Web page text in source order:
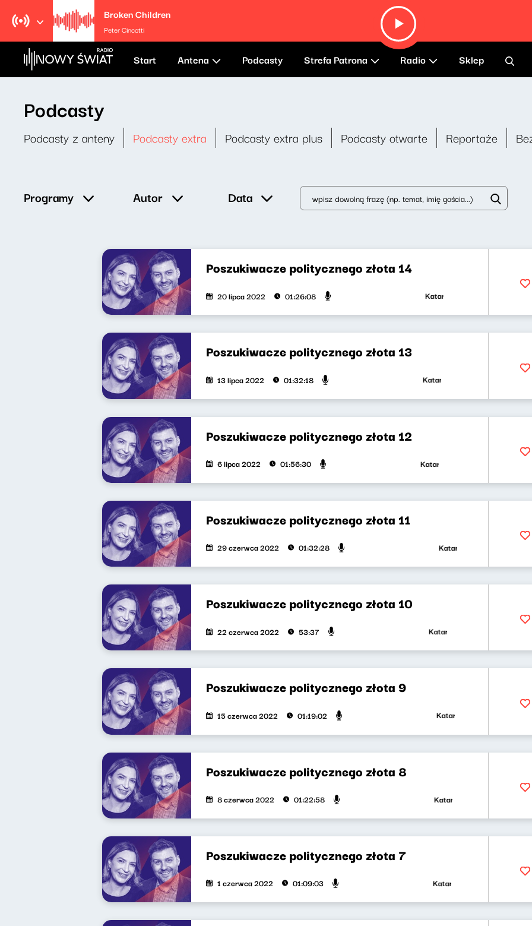
Broken Children
Peter Cincotti
Start Antena Podcasty Strefa Patrona Radio Sklep
Podcasty
Podcasty z anteny Podcasty extra Podcasty extra plus Podcasty otwarte Reportaże
Programy Autor Data
Poszukiwacze politycznego złota 14
20 lipca 2022 01:26:08 Katarzyna Kasia, Klaudiusz
Poszukiwacze politycznego złota 13
13 lipca 2022 01:32:18 Katarzyna Kasia, Klaudiusz
Poszukiwacze politycznego złota 12
6 lipca 2022 01:56:30 Katarzyna Kasia, Klaudiusz Slezak
Poszukiwacze politycznego złota 11
29 czerwca 2022 01:32:28 Katarzyna Kasia, Klaudiusz
Poszukiwacze politycznego złota 10
22 czerwca 2022 53:37 Katarzyna Kasia, Klaudiusz
Poszukiwacze politycznego złota 9
15 czerwca 2022 01:19:02 Katarzyna Kasia, Klaudiusz
Poszukiwacze politycznego złota 8
8 czerwca 2022 01:22:58 Katarzyna Kasia, Klaudiusz
Poszukiwacze politycznego złota 7
1 czerwca 2022 01:09:03 Katarzyna Kasia, Klaudiusz